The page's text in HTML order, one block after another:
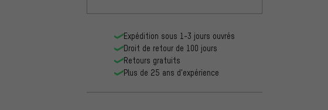
Expédition sous 1-3 jours ouvrés
Droit de retour de 100 jours
Retours gratuits
Plus de 25 ans d'expérience